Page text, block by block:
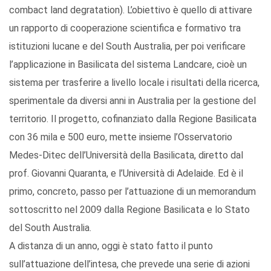
combact land degratation). L’obiettivo è quello di attivare
un rapporto di cooperazione scientifica e formativo tra
istituzioni lucane e del South Australia, per poi verificare
l’applicazione in Basilicata del sistema Landcare, cioè un
sistema per trasferire a livello locale i risultati della ricerca,
sperimentale da diversi anni in Australia per la gestione del
territorio. Il progetto, cofinanziato dalla Regione Basilicata
con 36 mila e 500 euro, mette insieme l’Osservatorio
Medes-Ditec dell’Università della Basilicata, diretto dal
prof. Giovanni Quaranta, e l’Università di Adelaide. Ed è il
primo, concreto, passo per l’attuazione di un memorandum
sottoscritto nel 2009 dalla Regione Basilicata e lo Stato
del South Australia.
A distanza di un anno, oggi è stato fatto il punto
sull’attuazione dell’intesa, che prevede una serie di azioni